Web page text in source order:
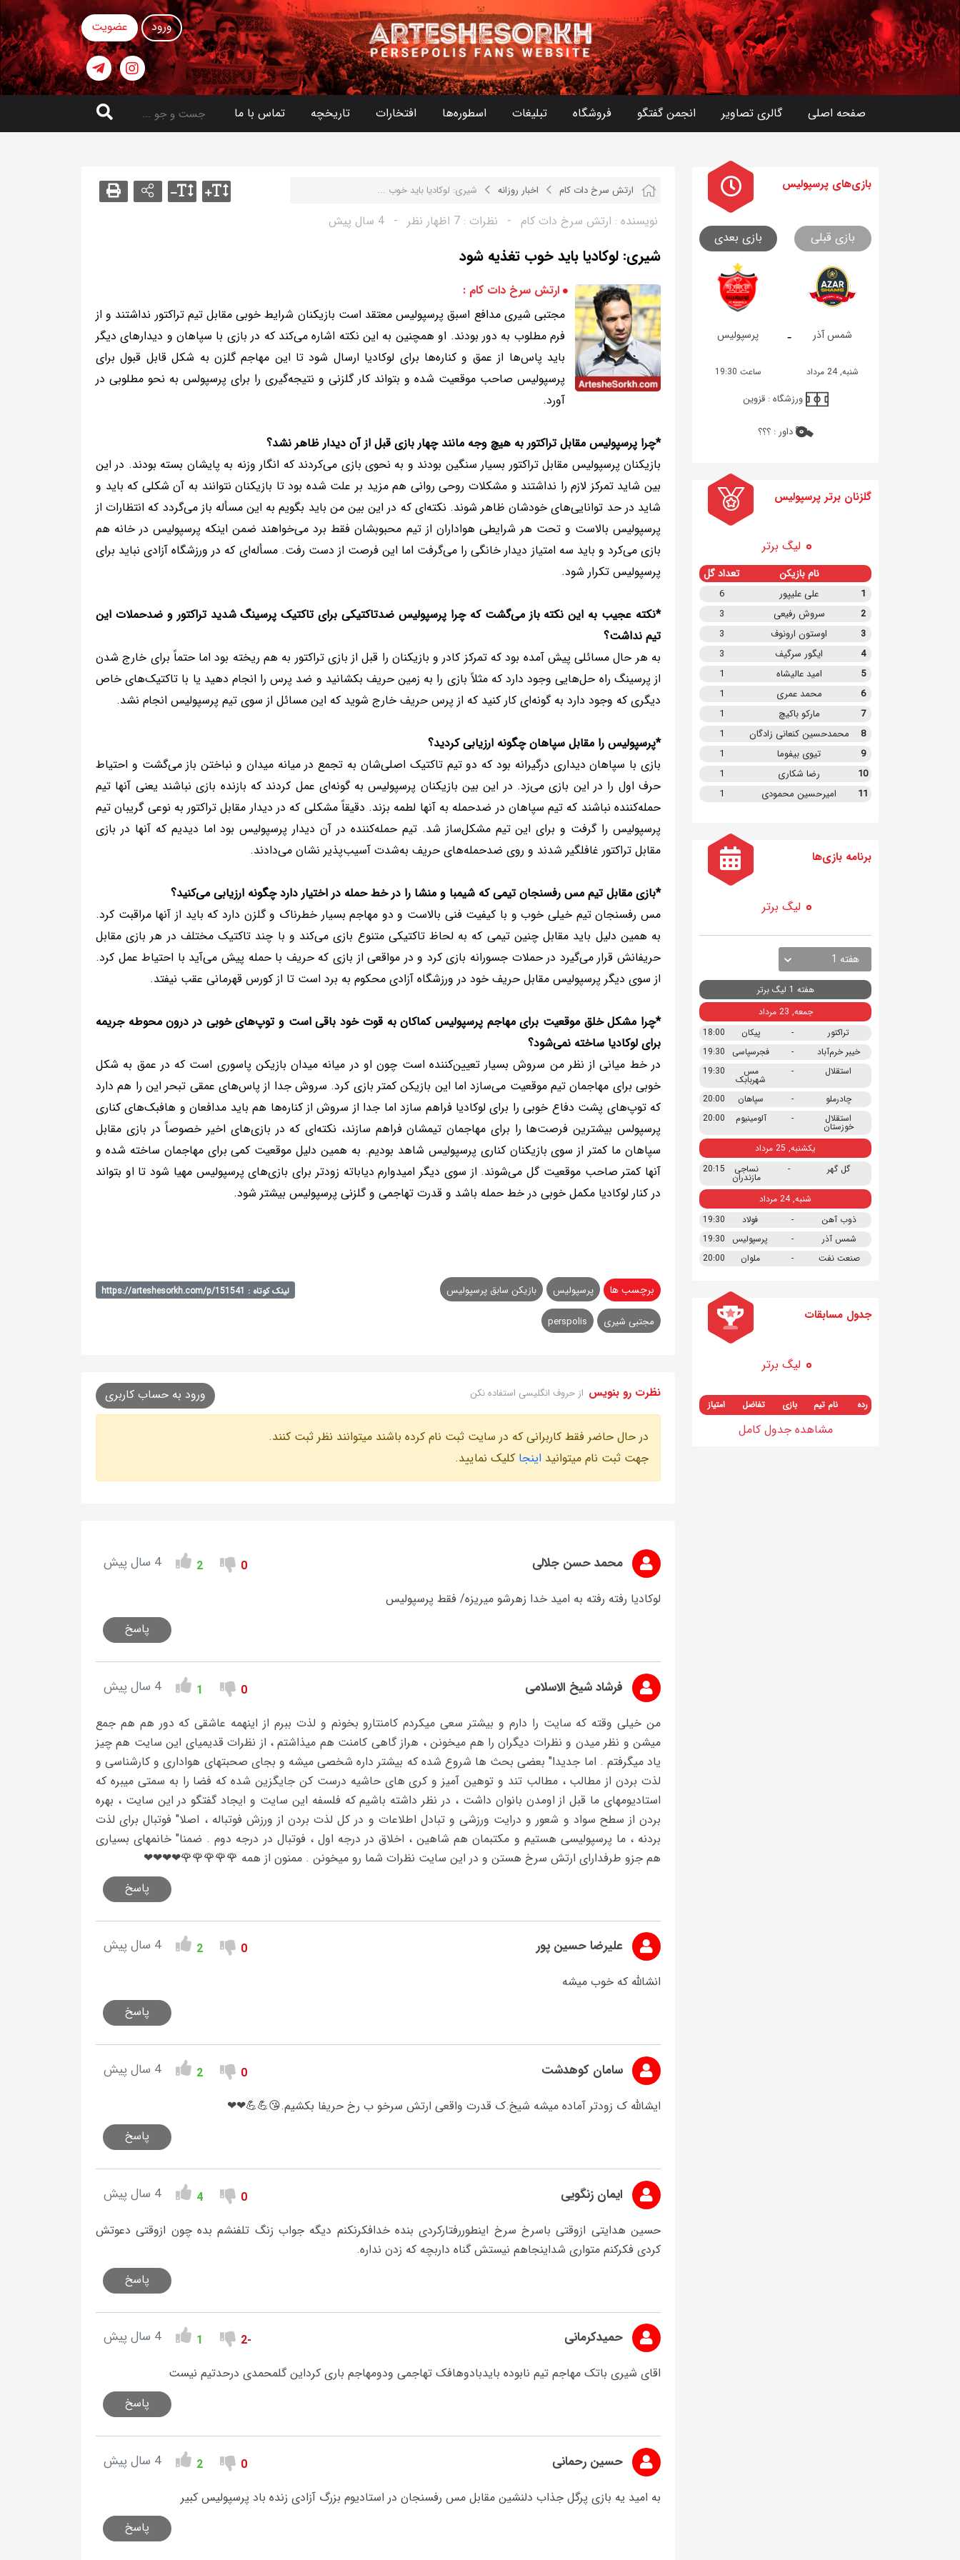
ورود عضویت
صفحه اصلی گالری تصاویر انجمن گفتگو فروشگاه تبلیغات اسطوره‌ها افتخارات تاریخچه تماس با ما
ارتش سرخ دات کام اخبار روزانه شیری: لوکادیا باید خوب ...
نویسنده : ارتش سرخ دات کام - نظرات : 7 اظهار نظر - 4 سال پیش
شیری: لوکادیا باید خوب تغذیه شود
ارتش سرخ دات کام :
مجتبی شیری مدافع اسبق پرسپولیس معتقد است بازیکنان شرایط خوبی مقابل تیم تراکتور نداشتند و از
فرم مطلوب به دور بودند. او همچنین به این نکته اشاره می‌کند که در بازی با سپاهان و دیدارهای دیگر
باید پاس‌ها از عمق و کناره‌ها برای لوکادیا ارسال شود تا این مهاجم گلزن به شکل قابل قبول برای
پرسپولیس صاحب موقعیت شده و بتواند کار گلزنی و نتیجه‌گیری را برای پرسپولس به نحو مطلوبی در
آورد.
*چرا پرسپولیس مقابل تراکتور به هیچ وجه مانند چهار بازی قبل از آن دیدار ظاهر نشد؟
بازیکنان پرسپولیس مقابل تراکتور بسیار سنگین بودند و به نحوی بازی می‌کردند که انگار وزنه به پایشان بسته بودند. در این
بین شاید تمرکز لازم را نداشتند و مشکلات روحی روانی هم مزید بر علت شده بود تا بازیکنان نتوانند به آن شکلی که باید و
شاید در حد توانایی‌های خودشان ظاهر شوند. نکته‌ای که در این بین من باید بگویم به این مسأله باز می‌گردد که انتظارات از
پرسپولیس بالاست و تحت هر شرایطی هواداران از تیم محبوبشان فقط برد می‌خواهند ضمن اینکه پرسپولیس در خانه هم
بازی می‌کرد و باید سه امتیاز دیدار خانگی را می‌گرفت اما این فرصت از دست رفت. مسأله‌ای که در ورزشگاه آزادی نباید برای
پرسپولیس تکرار شود.
*نکته عجیب به این نکته باز می‌گشت که چرا پرسپولیس ضدتاکتیکی برای تاکتیک پرسینگ شدید تراکتور و ضدحملات این
تیم نداشت؟
به هر حال مسائلی پیش آمده بود که تمرکز کادر و بازیکنان را قبل از بازی تراکتور به هم ریخته بود اما حتماً برای خارج شدن
از پرسینگ راه حل‌هایی وجود دارد که مثلاً بازی را به زمین حریف بکشانید و ضد پرس را انجام دهید یا با تاکتیک‌های خاص
دیگری که وجود دارد به گونه‌ای کار کنید که از پرس حریف خارج شوید که این مسائل از سوی تیم پرسپولیس انجام نشد.
*پرسپولیس را مقابل سپاهان چگونه ارزیابی کردید؟
بازی با سپاهان دیداری درگیرانه بود که دو تیم تاکتیک اصلی‌شان به تجمع در میانه میدان و نباختن باز می‌گشت و احتیاط
حرف اول را در این بازی می‌زد. در این بین بازیکنان پرسپولیس به گونه‌ای عمل کردند که بازنده بازی نباشند یعنی آنها تیم
حمله‌کننده نباشند که تیم سپاهان در ضدحمله به آنها لطمه بزند. دقیقاً مشکلی که در دیدار مقابل تراکتور به نوعی گریبان تیم
پرسپولیس را گرفت و برای این تیم مشکل‌ساز شد. تیم حمله‌کننده در آن دیدار پرسپولیس بود اما دیدیم که آنها در بازی
مقابل تراکتور غافلگیر شدند و روی ضدحمله‌های حریف به‌شدت آسیب‌پذیر نشان می‌دادند.
*بازی مقابل تیم مس رفسنجان تیمی که شیمبا و منشا را در خط حمله در اختیار دارد چگونه ارزیابی می‌کنید؟
مس رفسنجان تیم خیلی خوب و با کیفیت فنی بالاست و دو مهاجم بسیار خطرناک و گلزن دارد که باید از آنها مراقبت کرد.
به همین دلیل باید مقابل چنین تیمی که به لحاظ تاکتیکی متنوع بازی می‌کند و با چند تاکتیک مختلف در هر بازی مقابل
حریفانش قرار می‌گیرد در حملات جسورانه بازی کرد و در مواقعی از بازی که حریف با حمله پیش می‌آید با احتیاط عمل کرد.
از سوی دیگر پرسپولیس مقابل حریف خود در ورزشگاه آزادی محکوم به برد است تا از کورس قهرمانی عقب نیفتد.
*چرا مشکل خلق موقعیت برای مهاجم پرسپولیس کماکان به قوت خود باقی است و توپ‌های خوبی در درون محوطه جریمه
برای لوکادیا ساخته نمی‌شود؟
در خط میانی از نظر من سروش بسیار تعیین‌کننده است چون او در میانه میدان بازیکن پاسوری است که در عمق به شکل
خوبی برای مهاجمان تیم موقعیت می‌سازد اما این بازیکن کمتر بازی کرد. سروش جدا از پاس‌های عمقی تبحر این را هم دارد
که توپ‌های پشت دفاع خوبی را برای لوکادیا فراهم سازد اما جدا از سروش از کناره‌ها هم باید مدافعان و هافبک‌های کناری
پرسپولس بیشترین فرصت‌ها را برای مهاجمان تیمشان فراهم سازند، نکته‌ای که در بازی‌های اخیر خصوصاً در بازی مقابل
سپاهان ما کمتر از سوی بازیکنان کناری پرسپولیس شاهد بودیم. به همین دلیل موقعیت کمی برای مهاجمان ساخته شده و
آنها کمتر صاحب موقعیت گل می‌شوند. از سوی دیگر امیدوارم دیاباته زودتر برای بازی‌های پرسپولیس مهیا شود تا او بتواند
در کنار لوکادیا مکمل خوبی در خط حمله باشد و قدرت تهاجمی و گلزنی پرسپولیس بیشتر شود.
برچسب ها پرسپولیس بازیکن سابق پرسپولیس
مجتبی شیری perspolis
لینک کوتاه : https://arteshesorkh.com/p/151541
نظرت رو بنویس از حروف انگلیسی استفاده نکن ورود به حساب کاربری
در حال حاضر فقط کاربرانی که در سایت ثبت نام کرده باشند میتوانند نظر ثبت کنند.
جهت ثبت نام میتوانید اینجا کلیک نمایید.
محمد حسن جلالی 0
2 4 سال پیش
لوکادیا رفته رفته به امید خدا زهرشو میریزه/ فقط پرسپولیس
پاسخ
فرشاد شیخ الاسلامی 0
1 4 سال پیش
من خیلی وقته که سایت را دارم و بیشتر سعی میکردم کامنتارو بخونم و لذت ببرم از اینهمه عاشقی که دور هم هم جمع
میشن و نظر میدن و نظرات دیگران را هم میخونن ، هراز گاهی کامنت هم میذاشتم ، از نظرات قدیمیای این سایت هم چیز
یاد میگرفتم . اما جدیدا" بعضی بحث ها شروع شده که بیشتر داره شخصی میشه و بجای صحبتهای هواداری و کارشناسی و
لذت بردن از مطالب ، مطالب تند و توهین آمیز و کری های حاشیه درست کن جایگزین شده که فضا را به سمتی میبره که
استادیومهای ما قبل از اومدن بانوان داشت ، در نظر داشته باشیم که فلسفه این سایت و ایجاد گفتگو در این سایت ، بهره
بردن از سطح سواد و شعور و درایت ورزشی و تبادل اطلاعات و در کل لذت بردن از ورزش فوتباله ، اصلا" فوتبال برای لذت
بردنه ، ما پرسپولیسی هستیم و مکتبمان هم شاهین ، اخلاق در درجه اول ، فوتبال در درجه دوم . ضمنا" خانمهای بسیاری
هم جزو طرفدارای ارتش سرخ هستن و در این سایت نظرات شما رو میخونن . ممنون از همه 🌹🌹🌹🌹🌹❤❤❤❤
پاسخ
علیرضا حسین پور 0
2 4 سال پیش
انشالله که خوب میشه
پاسخ
سامان کوهدشت 0
2 4 سال پیش
ایشالله ک زودتر آماده میشه شیخ.ک قدرت واقعی ارتش سرخو ب رخ حریفا بکشیم.😘💪💪❤❤
پاسخ
ایمان زنگویی 0
4 4 سال پیش
حسین هدایتی ازوقتی باسرخ سرخ اینطوررفتارکردی بنده خدافکرنکنم دیگه جواب زنگ تلفنشم بده چون ازوقتی دعوتش
کردی فکرکنم متواری شداینجاهم نیستش گناه داربچه که زدن نداره.
پاسخ
حمیدکرمانی -2
1 4 سال پیش
اقای شیری باتک مهاجم تیم نابوده بایدبادوهافک تهاجمی ودومهاجم باری کرداین گلمحمدی درحدتیم نیست
پاسخ
حسین رحمانی 0
2 4 سال پیش
به امید یه بازی پرگل جذاب دلنشین مقابل مس رفسنجان در استادیوم بزرگ آزادی زنده باد پرسپولیس کبیر
پاسخ
بازی های پرسپولیس
بازی قبلی بازی بعدی
- شمس آذر پرسپولیس
شنبه, 24 مرداد ساعت 19:30
ورزشگاه :قزوین
داور :؟؟؟
گلزنان برتر پرسپولیس
لیگ برتر
نام بازیکن تعداد گل
1 علی علیپور
6
2
سروش رفیعی
3
3
اوستون ارونوف
3
4
ایگور سرگیف
3
5
امید عالیشاه
1
6
محمد عمری
1
7
مارکو باکیچ
1
8
محمدحسین کنعانی زادگان
1
9
تیوی بیفوما
1
10
رضا شکاری
1
11
امیرحسین محمودی 1
برنامه بازی ها
لیگ برتر
هفته 1
هفته 1 لیگ برتر
جمعه, 23 مرداد
تراکتور
- پیکان
18:00
خیبر خرم‌آباد
- فجرسپاسی
19:30
استقلال
- مس
شهربابک
19:30
چادرملو - سپاهان
20:00
استقلال
خوزستان
- آلومینیوم 20:00
یکشنبه, 25 مرداد
گل گهر
- نساجی
مازندران
20:15
شنبه, 24 مرداد
ذوب آهن
- فولاد
19:30
شمس آذر
- پرسپولیس
19:30
صنعت نفت
- ملوان 20:00
جدول مسابقات
لیگ برتر
رده نام تیم بازی تفاضل امتیاز
مشاهده جدول کامل